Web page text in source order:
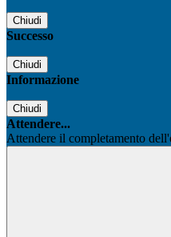
Chiudi
Successo
Chiudi
Informazione
Chiudi
Attendere...
Attendere il completamento